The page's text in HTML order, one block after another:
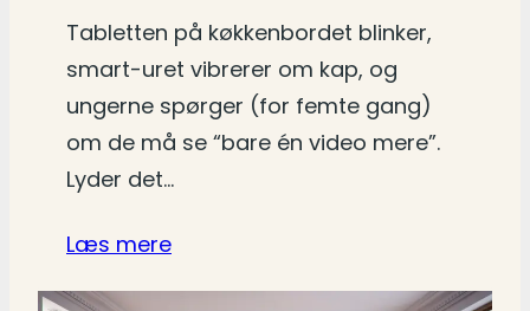
Tabletten på køkkenbordet blinker,
smart-uret vibrerer om kap, og
ungerne spørger (for femte gang)
om de må se “bare én video mere”.
Lyder det…
Læs mere